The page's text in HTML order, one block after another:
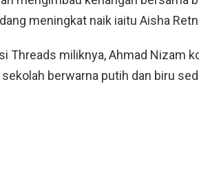
meningkat naik iaitu Aisha
Threads miliknya, Ahmad Nizam
sekolah berwarna putih dan biru